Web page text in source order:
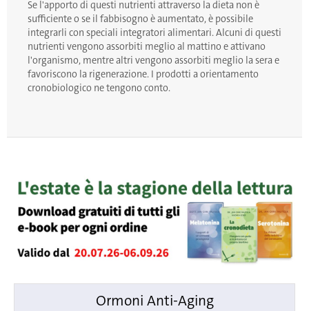
Se l'apporto di questi nutrienti attraverso la dieta non è
sufficiente o se il fabbisogno è aumentato, è possibile
integrarli con speciali integratori alimentari. Alcuni di questi
nutrienti vengono assorbiti meglio al mattino e attivano
l'organismo, mentre altri vengono assorbiti meglio la sera e
favoriscono la rigenerazione. I prodotti a orientamento
cronobiologico ne tengono conto.
Ormoni Anti-Aging